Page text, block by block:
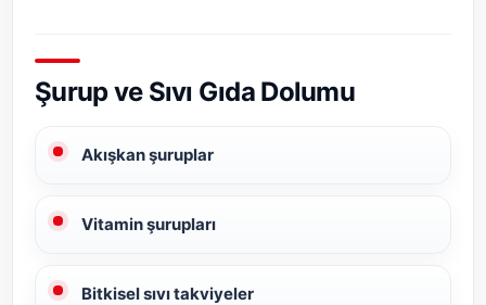
Şurup ve Sıvı Gıda Dolumu
Akışkan şuruplar
Vitamin şurupları
Bitkisel sıvı takviyeler